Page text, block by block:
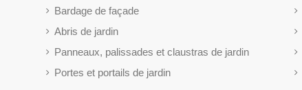
Bardage de façade
Abris de jardin
Panneaux, palissades et claustras de jardin
Portes et portails de jardin